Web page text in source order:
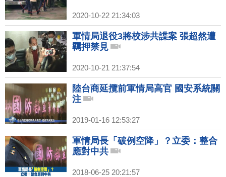
2020-10-22 21:34:03
軍情局退役3將校涉共諜案 張超然遭
羈押禁見
2020-10-21 21:37:54
陸台商延攬前軍情局高官 國安系統關
注
2019-01-16 12:53:27
軍情局長「破例空降」？立委：整合
應對中共
2018-06-25 20:21:57